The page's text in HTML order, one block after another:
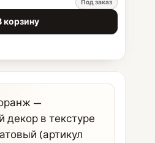
Под заказ
корзину
—
декор в текстуре
(артикул